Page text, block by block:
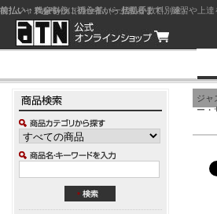
ジャズを中心に初心者から上級者まで、練習や上
ジャ
ー・
前払い：クレジットカード（一括払い）
後払い：代金引換（現金払い・代引手数料別途）
前払い：PayPay